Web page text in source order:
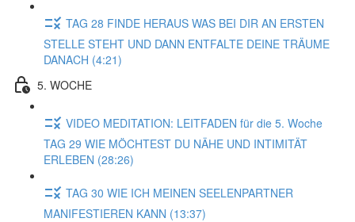
TAG 28 FINDE HERAUS WAS BEI DIR AN ERSTEN
STELLE STEHT UND DANN ENTFALTE DEINE TRÄUME
DANACH (4:21)
5. WOCHE
VIDEO MEDITATION: LEITFADEN für die 5. Woche
TAG 29 WIE MÖCHTEST DU NÄHE UND INTIMITÄT
ERLEBEN (28:26)
TAG 30 WIE ICH MEINEN SEELENPARTNER
MANIFESTIEREN KANN (13:37)